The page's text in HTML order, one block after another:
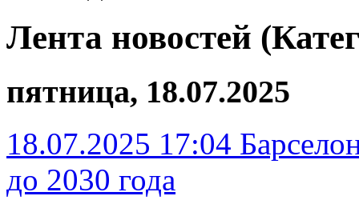
Лента новостей
пятница, 18.07.2025
18.07.2025 17:04
до 2030 года